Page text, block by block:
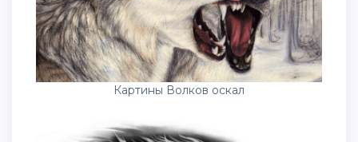
Картины Волков оскал